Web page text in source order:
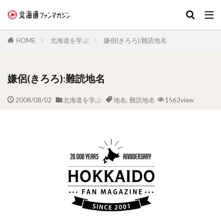
HOME 北海道を学ぶ 嫌侶(きろろ):難読地名
嫌侶(きろろ):難読地名
2008/08/02 北海道を学ぶ 地名, 難読地名 1563view